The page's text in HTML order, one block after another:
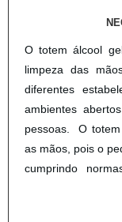
O totem álcool
limpeza das
diferentes
ambientes
pessoas. O
as mãos, pois o
cumprindo
possíveis
vantagens do